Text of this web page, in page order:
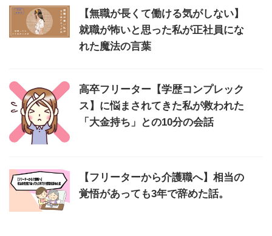
【無職が長くて働ける気がしない】
就職が怖いと思った私が正社員にな
れた魔法の言葉
高卒フリーター【学歴コンプレック
ス】に悩まされてきた私が救われた
「大金持ち」との10分の会話
【フリーターから介護職へ】相当の
覚悟があっても3年で辞めた話。